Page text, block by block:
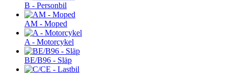
B - Personbil
AM - Moped
A - Motorcykel
BE/B96 - Släp